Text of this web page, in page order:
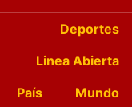
Deportes
Linea Abierta
País
Mundo